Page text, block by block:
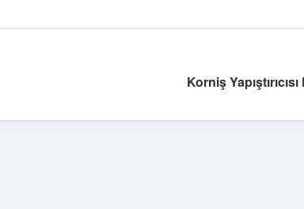
Korniş